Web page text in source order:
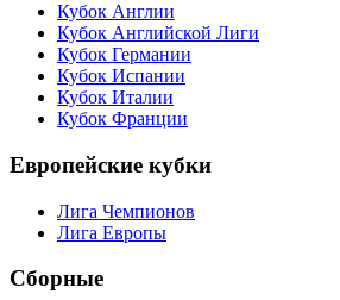
Кубок Англии
Кубок Английской Лиги
Кубок Германии
Кубок Испании
Кубок Италии
Кубок Франции
Европейские кубки
Лига Чемпионов
Лига Европы
Сборные